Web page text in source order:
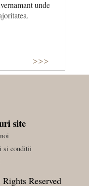
unde
>>>
site
si conditii
Reserved